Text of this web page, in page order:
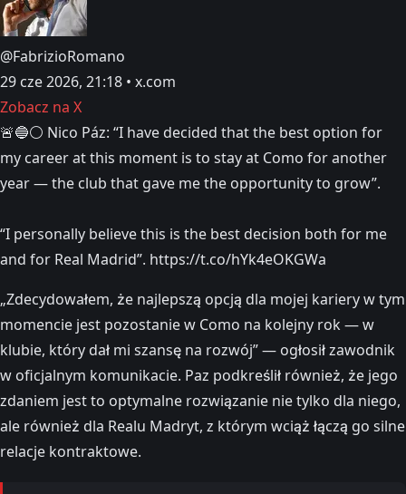
@FabrizioRomano
29 cze 2026, 21:18 • x.com
Zobacz na X
🚨🔵⚪️ Nico Páz: “I have decided that the best option for
my career at this moment is to stay at Como for another
year — the club that gave me the opportunity to grow”.
“I personally believe this is the best decision both for me
and for Real Madrid”. https://t.co/hYk4eOKGWa
„Zdecydowałem, że najlepszą opcją dla mojej kariery w tym
momencie jest pozostanie w Como na kolejny rok — w
klubie, który dał mi szansę na rozwój” — ogłosił zawodnik
w oficjalnym komunikacie. Paz podkreślił również, że jego
zdaniem jest to optymalne rozwiązanie nie tylko dla niego,
ale również dla Realu Madryt, z którym wciąż łączą go silne
relacje kontraktowe.